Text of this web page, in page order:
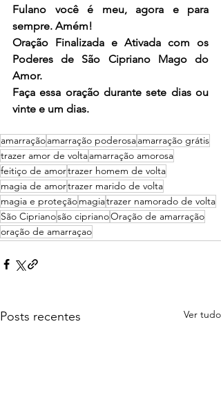
Fulano você é meu, agora e para
sempre. Amém!
Oração Finalizada e Ativada com os
Poderes de São Cipriano Mago do
Amor.
Faça essa oração durante sete dias ou
vinte e um dias.
amarraçãoamarração poderosaamarração grátis
trazer amor de voltaamarração amorosa
feitiço de amortrazer homem de volta
magia de amortrazer marido de volta
magia e proteçãomagiatrazer namorado de volta
São Ciprianosão ciprianoOração de amarração
oração de amarraçao
Posts recentes Ver tudo